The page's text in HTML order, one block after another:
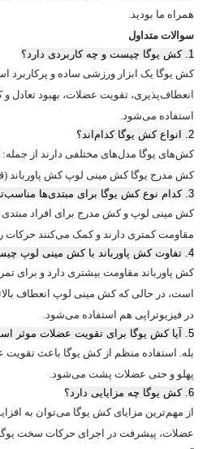
همراه ما بودید.
سوالات متداول
1. کش یوگا چیست و چه کاربردی دارد؟
کش یوگا یک ابزار ورزشی ساده و پرکاربرد
انعطاف‌پذیری، تقویت عضلات، بهبود تعادل
استفاده می‌شود.
2. انواع کش یوگا کدام‌اند؟
کش مدرج یوگا کش مینی لوپ کش پاورباند (قدرتی)
3. کدام نوع کش یوگا برای مبتدی‌ها مناسب‌تر است؟
کش مینی لوپ و کش مدرج برای افراد مبتدی
مقاومت کمتری دارند و کمک می‌کنند حرکات
4. تفاوت کش پاورباند با کش مینی لوپ چیست؟
کش پاورباند مقاومت بیشتری دارد و برای
است، در حالی که کش مینی لوپ انعطاف
در فیزیوتراپی هم استفاده می‌شود.
5. آیا کش یوگا برای تقویت عضلات موثر است؟
بله. استفاده منظم از کش یوگا باعث تقویت
پهلو و حتی عضلات پشت می‌شود.
6. کش یوگا چه مزایایی دارد؟
از مهم‌ترین مزایای کش یوگا می‌توان به
عضلات، پیشرفت در اجرای حرکات سخت